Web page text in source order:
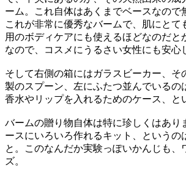
ーム。これ自体はあくまでベースなので
これが非常に優秀なバームで、肌にとて
用のボディケアにも使えるほどなのだと
なので、コスメにうるさい女性にも安心
そして右側の箱にはガラスビーカー、そ
製のスプーン、左にふたつ並んでいるの
香水やリップを入れるためのケース、と
バームの贈り物自体は特に珍しくはあり
ースにいろいろ作れるキット、というの
と。このなんだか実験っぽいかんじも、
ズ。